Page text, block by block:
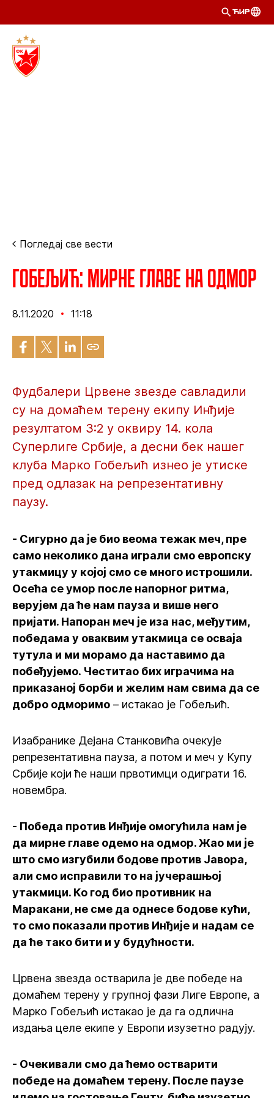
ЋИР
Погледај све вести
Гобељић: Мирне главе на одмор
8.11.2020 11:18
Фудбалери Црвене звезде савладили
су на домаћем терену екипу Инђије
резултатом 3:2 у оквиру 14. кола
Суперлиге Србије, а десни бек нашег
клуба Марко Гобељић изнео је утиске
пред одлазак на репрезентативну
паузу.
- Сигурно да је био веома тежак меч, пре
само неколико дана играли смо европску
утакмицу у којој смо се много истрошили.
Осећа се умор после напорног ритма,
верујем да ће нам пауза и више него
пријати. Напоран меч је иза нас, међутим,
победама у оваквим утакмица се осваја
тутула и ми морамо да наставимо да
побеђујемо. Честитао бих играчима на
приказаној борби и желим нам свима да се
добро одморимо – истакао је Гобељић.
Изабранике Дејана Станковића очекује
репрезентативна пауза, а потом и меч у Купу
Србије који ће наши првотимци одиграти 16.
новембра.
- Победа против Инђије омогућила нам је
да мирне главе одемо на одмор. Жао ми је
што смо изгубили бодове против Јавора,
али смо исправили то на јучерашњој
утакмици. Ко год био противник на
Маракани, не сме да однесе бодове кући,
то смо показали против Инђије и надам се
да ће тако бити и у будућности.
Црвена звезда остварила је две победе на
домаћем терену у групној фази Лиге Европе, а
Марко Гобељић истакао је да га одлична
издања целе екипе у Европи изузетно радују.
- Очекивали смо да ћемо остварити
победе на домаћем терену. После паузе